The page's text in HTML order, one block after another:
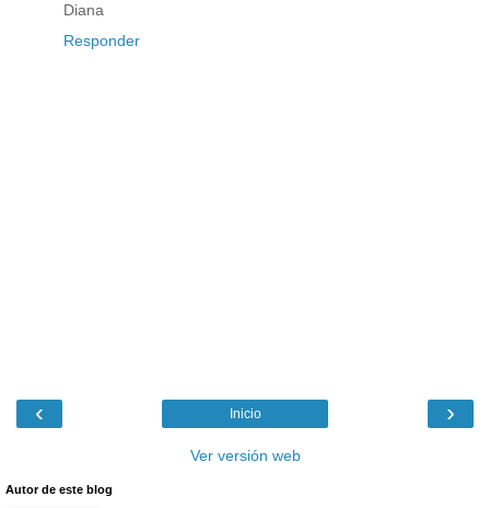
Diana
Responder
‹ ›
Inicio
Ver versión web
Autor de este blog